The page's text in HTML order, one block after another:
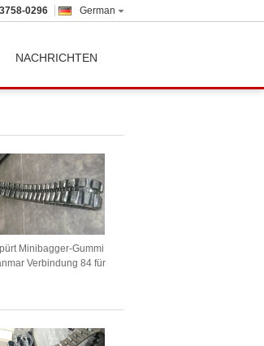
German
0296
NACHRICHTEN
Minibagger-Gummi
Verbindung 84 für